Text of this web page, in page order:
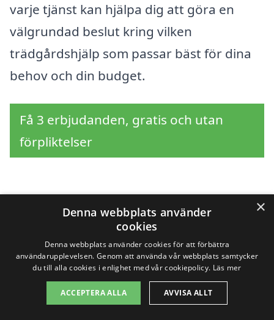
varje tjänst kan hjälpa dig att göra en
välgrundad beslut kring vilken
trädgårdshjälp som passar bäst för dina
behov och din budget.
Få 3 erbjudanden, gratis och utan
förpliktelser
Sök efter en
professionell för
trädgårdshjälp i andra
städer nära Sjömarken
×
Denna webbplats använder
cookies
Denna webbplats använder cookies för att förbättra
användarupplevelsen. Genom att använda vår webbplats samtycker
du till alla cookies i enlighet med vår cookiepolicy. Läs mer
ACCEPTERA ALLA AVVISA ALLT